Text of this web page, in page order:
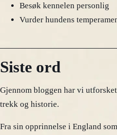
Besøk kennelen personlig
Vurder hundens
Siste ord
Gjennom bloggen har vi
trekk og historie.
Fra sin opprinnelse i England